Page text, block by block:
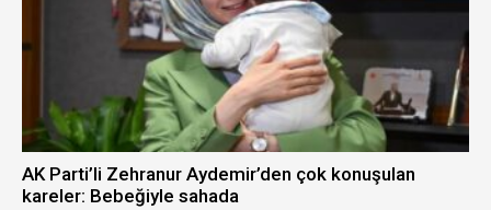
AK Parti’li Zehranur Aydemir’den çok konuşulan
kareler: Bebeğiyle sahada